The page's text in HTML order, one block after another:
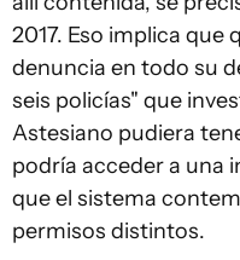
2017. Eso implica que
denuncia en todo su
seis policías" que
Astesiano pudiera
podría acceder a una
que el sistema
permisos distintos.